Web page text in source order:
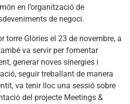
en l’organització de
de negoci.
torre Glòries el 23 de novembre, a
va servir per fomentar
generar noves sinergies i
seguir treballant de manera
va tenir lloc una sessió sobre
del projecte Meetings &